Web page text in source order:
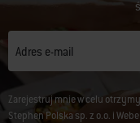
Adres e-mail
Zarejestruj mnie w celu
Stephen Polska sp. z o.o. i